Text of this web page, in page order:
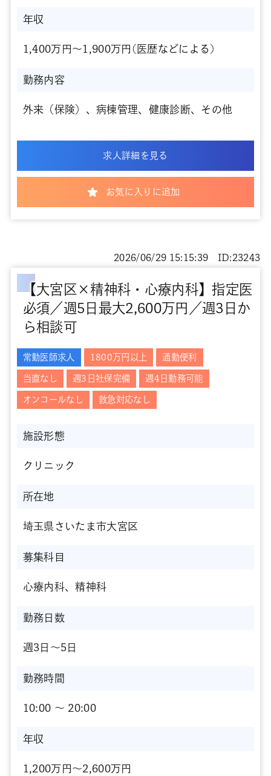
年収
1,400万円～1,900万円(医歴などによる)
勤務内容
外来（保険）、病棟管理、健康診断、その他
求人詳細を見る
お気に入りに追加
【大宮区×精神科・心療内科】指定医
必須／週5日最大2,600万円／週3日か
ら相談可
2026/06/29 15:15:39 ID:23243
常勤医師求人 1800万円以上 通勤便利
当直なし 週3日社保完備 週4日勤務可能
オンコールなし 救急対応なし
施設形態
クリニック
所在地
埼玉県さいたま市大宮区
募集科目
心療内科、精神科
勤務日数
週3日～5日
勤務時間
10:00 〜 20:00
年収
1,200万円～2,600万円